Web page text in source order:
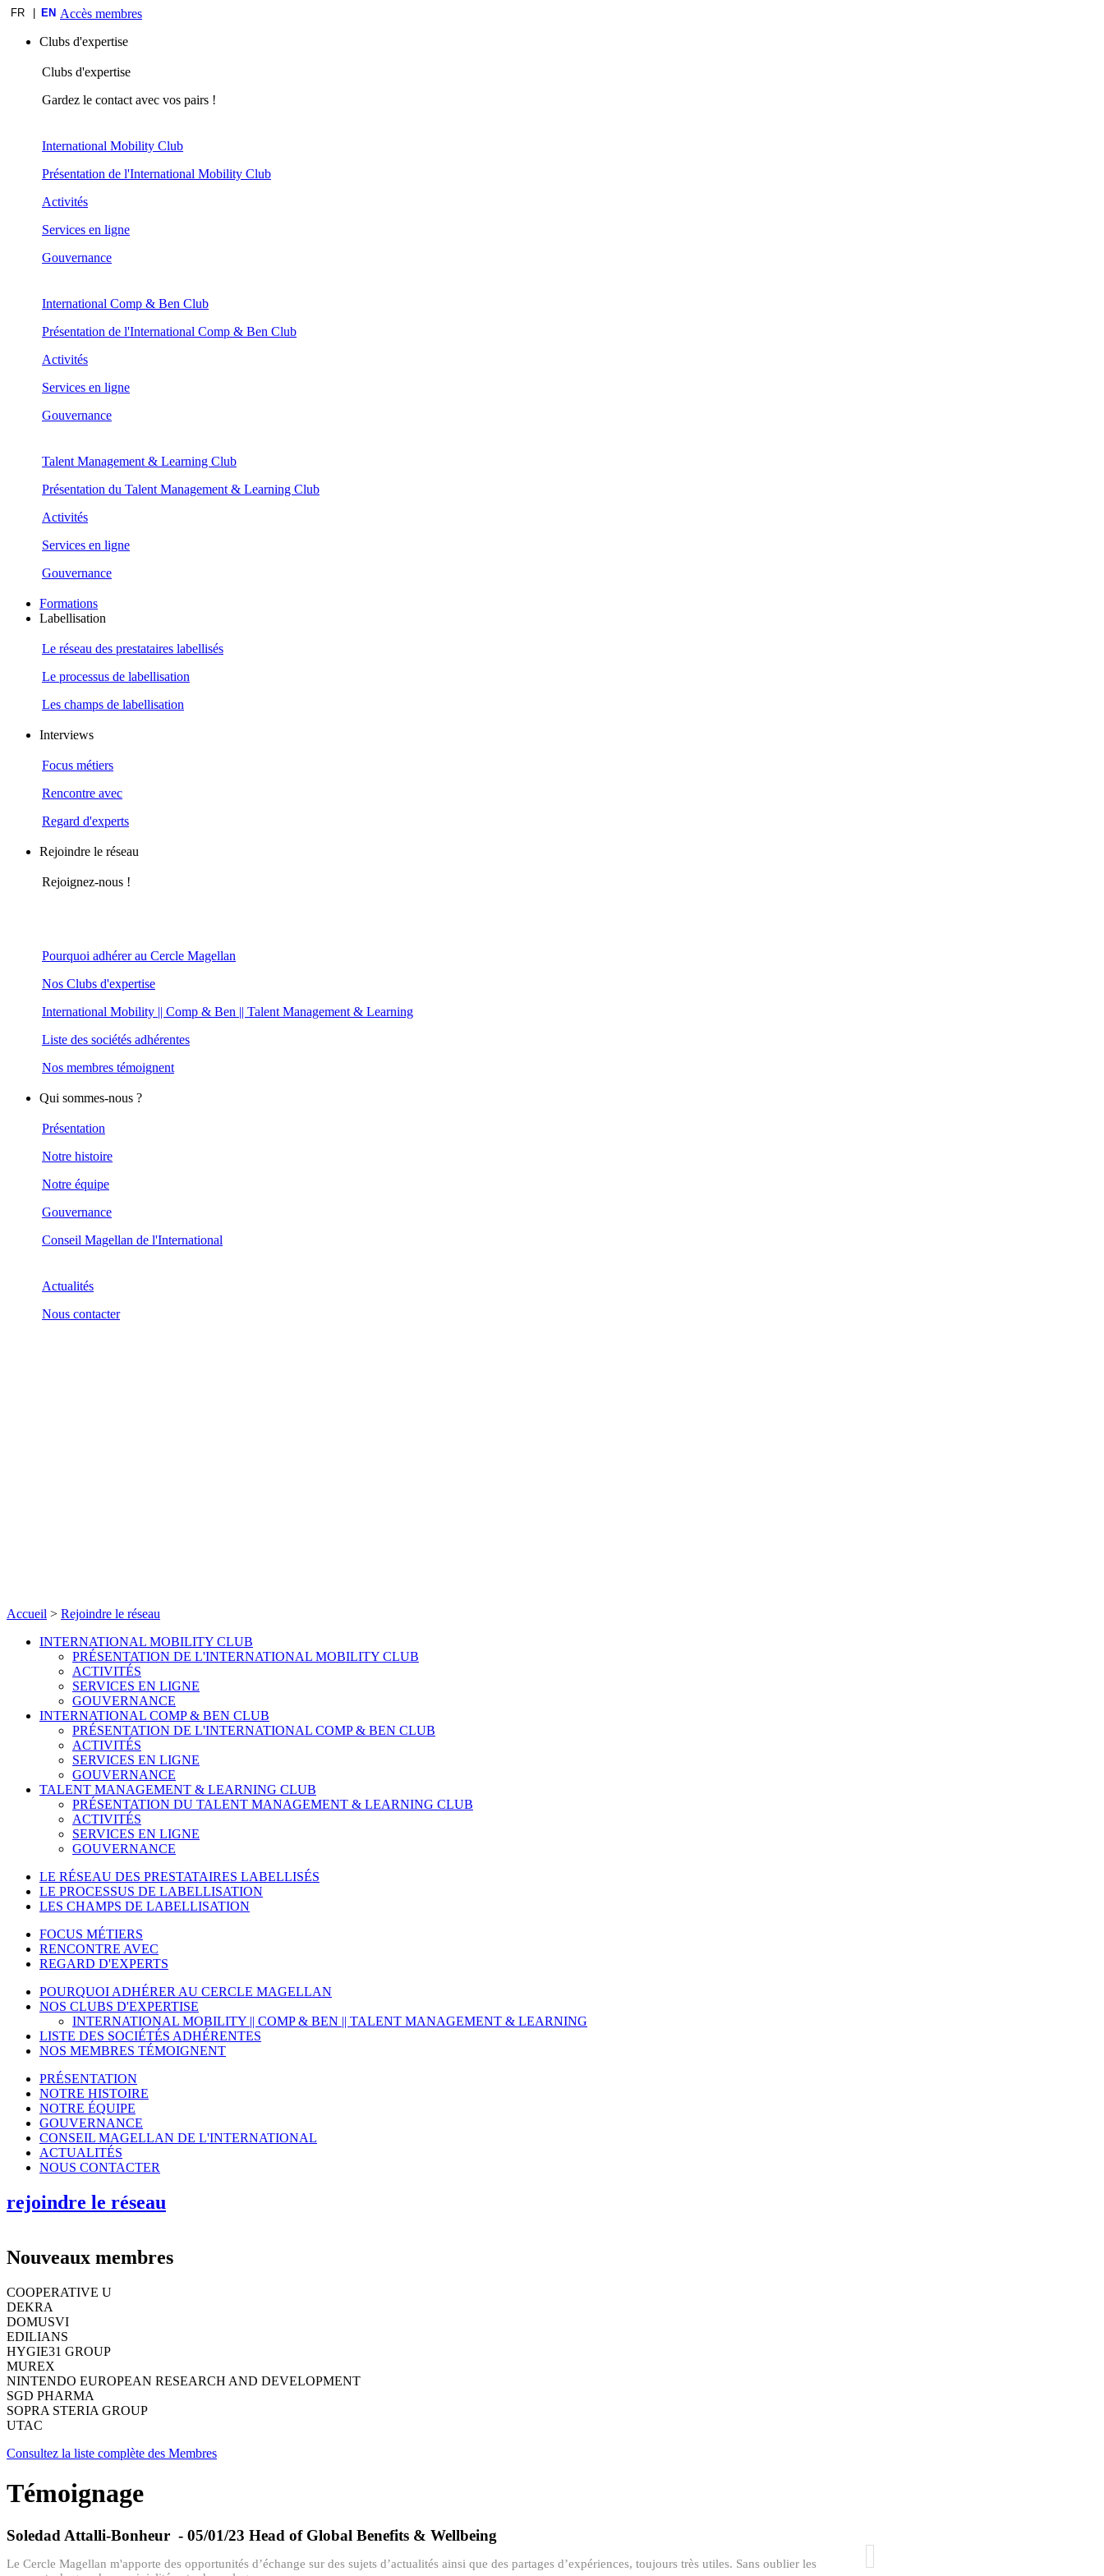
FR EN Accès membres
Clubs d'expertise
Clubs d'expertise
Gardez le contact avec vos pairs !
International Mobility Club
Présentation de l'International Mobility Club
Activités
Services en ligne
Gouvernance
International Comp & Ben Club
Présentation de l'International Comp & Ben Club
Activités
Services en ligne
Gouvernance
Talent Management & Learning Club
Présentation du Talent Management & Learning Club
Activités
Services en ligne
Gouvernance
Formations
Labellisation
Le réseau des prestataires labellisés
Le processus de labellisation
Les champs de labellisation
Interviews
Focus métiers
Rencontre avec
Regard d'experts
Rejoindre le réseau
Rejoignez-nous !
Pourquoi adhérer au Cercle Magellan
Nos Clubs d'expertise
International Mobility || Comp & Ben || Talent Management & Learning
Liste des sociétés adhérentes
Nos membres témoignent
Qui sommes-nous ?
Présentation
Notre histoire
Notre équipe
Gouvernance
Conseil Magellan de l'International
Actualités
Nous contacter
Accueil > Rejoindre le réseau
INTERNATIONAL MOBILITY CLUB
PRÉSENTATION DE L'INTERNATIONAL MOBILITY CLUB
ACTIVITÉS
SERVICES EN LIGNE
GOUVERNANCE
INTERNATIONAL COMP & BEN CLUB
PRÉSENTATION DE L'INTERNATIONAL COMP & BEN CLUB
ACTIVITÉS
SERVICES EN LIGNE
GOUVERNANCE
TALENT MANAGEMENT & LEARNING CLUB
PRÉSENTATION DU TALENT MANAGEMENT & LEARNING CLUB
ACTIVITÉS
SERVICES EN LIGNE
GOUVERNANCE
LE RÉSEAU DES PRESTATAIRES LABELLISÉS
LE PROCESSUS DE LABELLISATION
LES CHAMPS DE LABELLISATION
FOCUS MÉTIERS
RENCONTRE AVEC
REGARD D'EXPERTS
POURQUOI ADHÉRER AU CERCLE MAGELLAN
NOS CLUBS D'EXPERTISE
INTERNATIONAL MOBILITY || COMP & BEN || TALENT MANAGEMENT & LEARNING
LISTE DES SOCIÉTÉS ADHÉRENTES
NOS MEMBRES TÉMOIGNENT
PRÉSENTATION
NOTRE HISTOIRE
NOTRE ÉQUIPE
GOUVERNANCE
CONSEIL MAGELLAN DE L'INTERNATIONAL
ACTUALITÉS
NOUS CONTACTER
rejoindre le réseau
Nouveaux membres
COOPERATIVE U
DEKRA
DOMUSVI
EDILIANS
HYGIE31 GROUP
MUREX
NINTENDO EUROPEAN RESEARCH AND DEVELOPMENT
SGD PHARMA
SOPRA STERIA GROUP
UTAC
Consultez la liste complète des Membres
Témoignage
Soledad Attalli-Bonheur - 05/01/23 Head of Global Benefits & Wellbeing
Le Cercle Magellan m'apporte des opportunités d’échange sur des sujets d’actualités ainsi que des partages d’expériences, toujours très utiles. Sans oublier les